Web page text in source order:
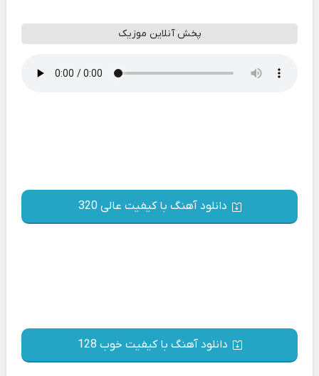
پخش آنلاین موزیک
دانلود آهنگ با کیفیت عالی 320
دانلود آهنگ با کیفیت خوب 128